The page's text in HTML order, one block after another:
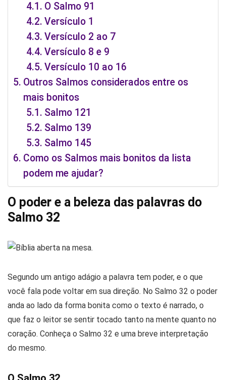
O Salmo 91
Versículo 1
Versículo 2 ao 7
Versículo 8 e 9
Versículo 10 ao 16
Outros Salmos considerados entre os
mais bonitos
Salmo 121
Salmo 139
Salmo 145
Como os Salmos mais bonitos da lista
podem me ajudar?
O poder e a beleza das palavras do
Salmo 32
Segundo um antigo adágio a palavra tem poder, e o que
você fala pode voltar em sua direção. No Salmo 32 o poder
anda ao lado da forma bonita como o texto é narrado, o
que faz o leitor se sentir tocado tanto na mente quanto no
coração. Conheça o Salmo 32 e uma breve interpretação
do mesmo.